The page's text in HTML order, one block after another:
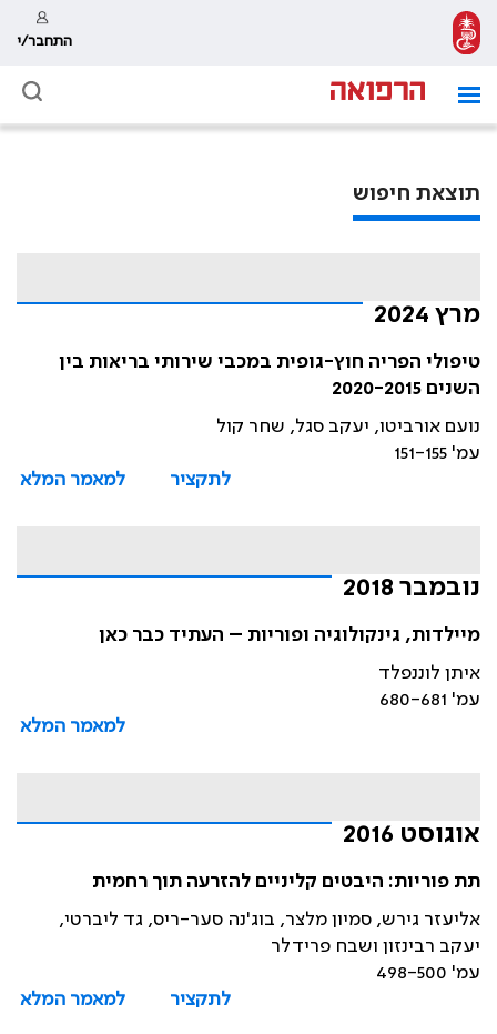
התחבר/י
תוצאת חיפוש
מרץ 2024
טיפולי הפריה חוץ-גופית במכבי שירותי בריאות בין
השנים 2020-2015
נועם אורביטו, יעקב סגל, שחר קול
עמ' 151-155
לתקציר
למאמר המלא
נובמבר 2018
מיילדות, גינקולוגיה ופוריות – העתיד כבר כאן
איתן לוננפלד
עמ' 680-681
למאמר המלא
אוגוסט 2016
תת פוריות: היבטים קליניים להזרעה תוך רחמית
אליעזר גירש, סמיון מלצר, בוג'נה סער-ריס, גד ליברטי,
יעקב רבינזון ושבח פרידלר
עמ' 498-500
לתקציר
למאמר המלא